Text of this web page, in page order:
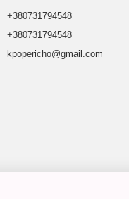
+380731794548
+380731794548
kpopericho@gmail.com